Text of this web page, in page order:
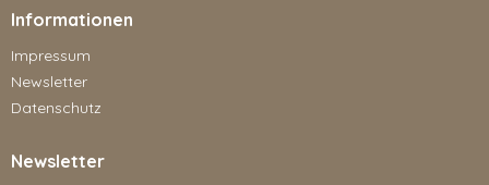
Informationen
Impressum
Newsletter
Datenschutz
Newsletter